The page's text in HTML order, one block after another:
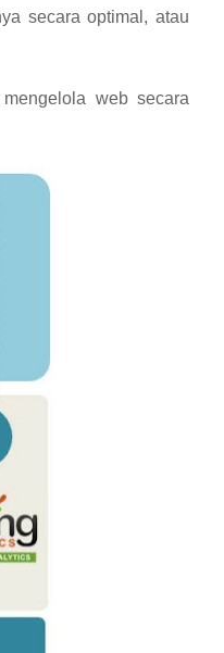
secara optimal, atau
web secara